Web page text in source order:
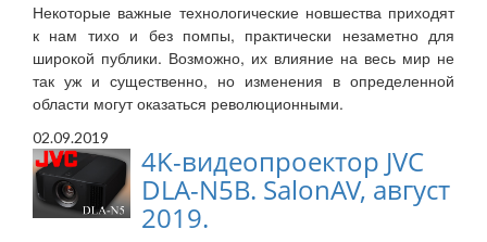
Некоторые важные технологические новшества приходят
к нам тихо и без помпы, практически незаметно для
широкой публики. Возможно, их влияние на весь мир не
так уж и существенно, но изменения в определенной
области могут оказаться революционными.
02.09.2019
4K-видеопроектор JVC
DLA-N5B. SalonAV, август
2019.